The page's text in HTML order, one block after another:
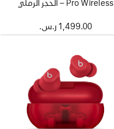
Pro Wireless – الحجر الرملي
1,499.00 ر.س.‏